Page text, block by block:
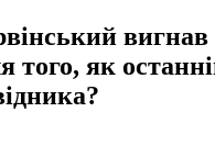
вигнав
того, як